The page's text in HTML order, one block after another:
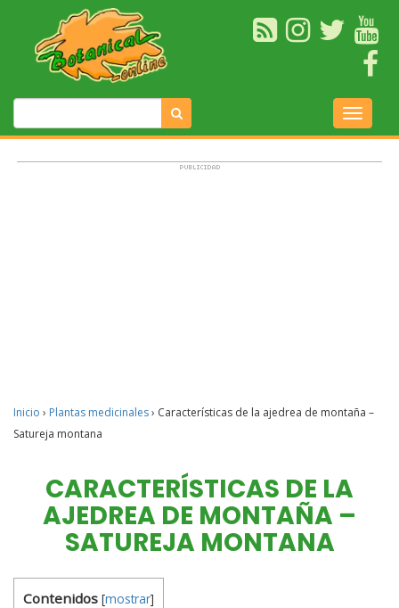
Inicio › Plantas medicinales› Características de la ajedrea de montaña –
Satureja montana
CARACTERÍSTICAS DE LA
AJEDREA DE MONTAÑA –
SATUREJA MONTANA
Contenidos [mostrar]